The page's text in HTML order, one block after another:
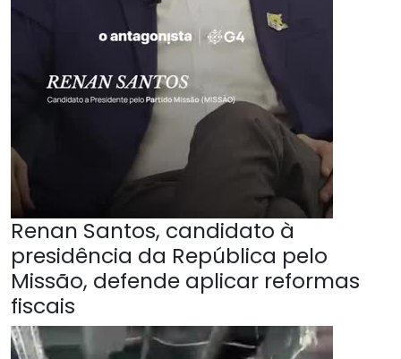
Renan Santos, candidato à
presidência da República pelo
Missão, defende aplicar reformas
fiscais